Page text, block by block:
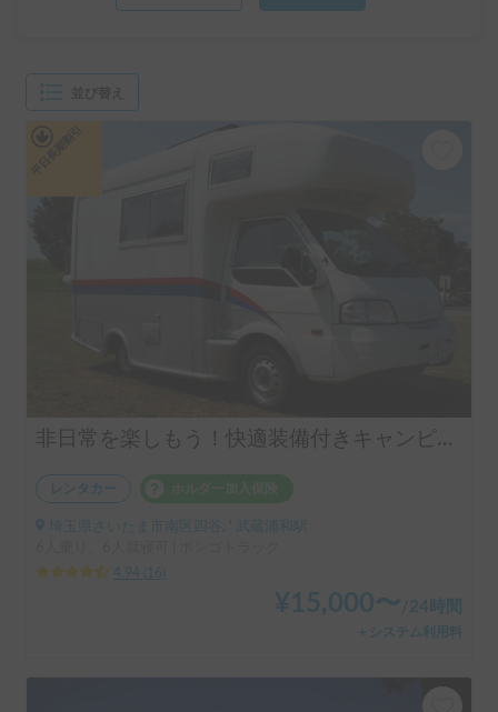
非日常を楽しもう！快適装備付きキャンピングカー！ペット旅🐶スキー旅⛷️にもおすすめ!!ボーノ号
レンタカー
埼玉県さいたま市南区四谷, ' 武蔵浦和駅
4.94
16
¥ 15,000〜 /24時間
＋システム利用料